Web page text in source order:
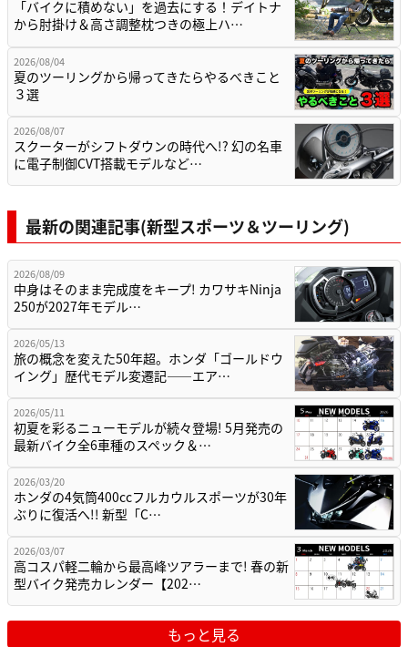
「バイクに積めない」を過去にする！デイトナ
から肘掛け＆高さ調整枕つきの極上ハ…
2026/08/04
夏のツーリングから帰ってきたらやるべきこと
３選
2026/08/07
スクーターがシフトダウンの時代へ!? 幻の名車
に電子制御CVT搭載モデルなど…
最新の関連記事(新型スポーツ＆ツーリング)
2026/08/09
中身はそのまま完成度をキープ! カワサキNinja
250が2027年モデル…
2026/05/13
旅の概念を変えた50年超。ホンダ「ゴールドウ
イング」歴代モデル変遷記——エア…
2026/05/11
初夏を彩るニューモデルが続々登場! 5月発売の
最新バイク全6車種のスペック＆…
2026/03/20
ホンダの4気筒400ccフルカウルスポーツが30年
ぶりに復活へ!! 新型「C…
2026/03/07
高コスパ軽二輪から最高峰ツアラーまで! 春の新
型バイク発売カレンダー【202…
もっと見る